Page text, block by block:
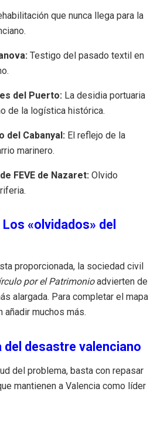
que nunca llega para la
Testigo del pasado textil en
del Puerto: La desidia portuaria
de la logística histórica.
del Cabanyal: El reflejo de la
marinero.
FEVE de Nazaret: Olvido
«olvidados» del
proporcionada, la sociedad civil
por el Patrimonioadvierten de
alargada. Para completar el mapa
muchos más.
desastre valenciano
del problema, basta con repasar
mantienen a Valencia como líder